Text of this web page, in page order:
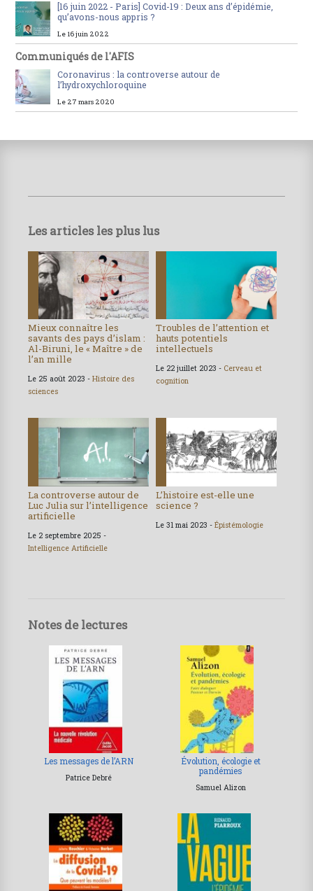
[16 juin 2022 - Paris] Covid-19 : Deux ans d’épidémie,
qu’avons-nous appris ?
Le 16 juin 2022
Communiqués de l'AFIS
Coronavirus : la controverse autour de
l’hydroxychloroquine
Le 27 mars 2020
Les articles les plus lus
Mieux connaître les
savants des pays d’islam :
Al-Biruni, le « Maître » de
l’an mille
Le 25 août 2023 - Histoire des
sciences
Troubles de l’attention et
hauts potentiels
intellectuels
Le 22 juillet 2023 - Cerveau et
cognition
La controverse autour de
Luc Julia sur l’intelligence
artificielle
Le 2 septembre 2025 -
Intelligence Artificielle
L’histoire est-elle une
science ?
Le 31 mai 2023 - Épistémologie
Notes de lectures
Les messages de l’ARN
Patrice Debré
Évolution, écologie et
pandémies
Samuel Alizon